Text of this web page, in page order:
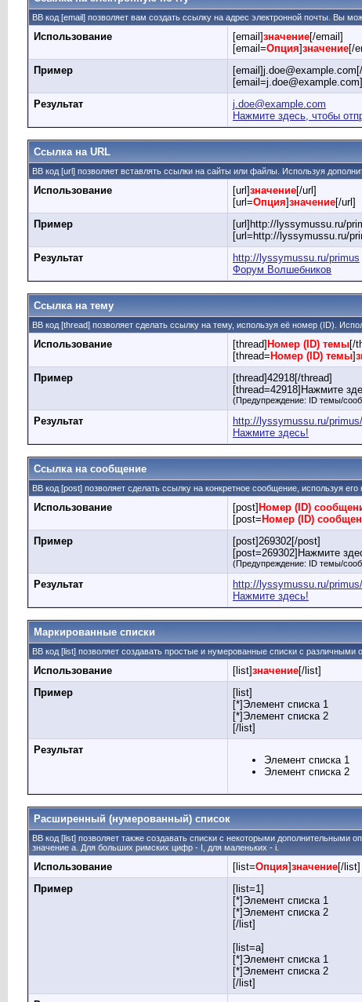
BB код [email] позволяет вам создать ссылку на адрес электронной почты. Вы
Использование [email]значение[/email]
[email=Опция]значение[/
Пример
Результат
j.doe@example.com
Нажмите здесь, чтобы
Ссылка на URL
BB код [url] позволяет вставлять ссылки на сайты или файлы. Используя
Использование [url]значение[/url]
[url=Опция]значение[/url]
Пример
[url]http://lyssymussu.ru/
[url=http://lyssymussu.ru/
Результат
http://lyssymussu.ru/primus
Форум Волшебников
Ссылка на тему
BB код [thread] позволяет сделать ссылку на тему, используя её номер (ID).
Использование [thread] Номер (ID) темы[/
[thread= Номер (ID) темы]
Пример
[thread]42918[/thread]
[thread=42918]Нажмите
(Предупреждение: ID темы/
Результат
http://lyssymussu.ru/
Нажмите здесь!
Ссылка на сообщение
BB код [post] позволяет сделать ссылку на конкретное сообщение, используя
Использование [post] Номер (ID)
[post= Номер (ID)
Пример
[post]269302[/post]
[post=269302]Нажмите
(Предупреждение: ID темы/
Результат
http://lyssymussu.ru/
Нажмите здесь!
Маркированные списки
BB код [list] позволяет создавать простые и нумерованные списки с
Использование [list]значение[/list]
Пример
[list]
[*]Элемент списка 1
[*]Элемент списка 2
[/list]
Результат
Элемент списка 1
Элемент списка 2
Расширенный (нумерованный) список
BB код [list] позволяет также создавать списки с некоторыми
значение а. Для больших римских цифр - I, для маленьких - i.
Использование [list=Опция]значение[/list]
Пример
[list=1]
[*]Элемент списка 1
[*]Элемент списка 2
[/list]
[list=a]
[*]Элемент списка 1
[*]Элемент списка 2
[/list]